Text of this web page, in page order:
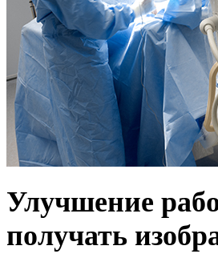
Улучшение
получать